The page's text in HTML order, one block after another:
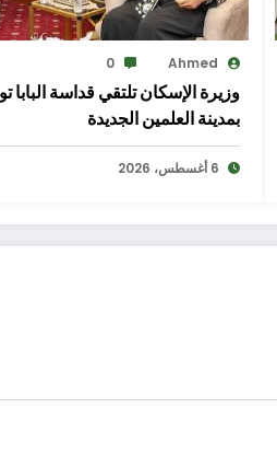
Ahmed
0
وزيرة الإسكان تلتقي قداسة
بمدينة العلمين الجديدة
6 أغسطس، 2026